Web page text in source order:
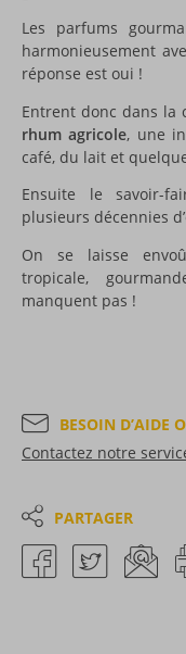
Les parfums
harmonieusement
réponse est oui !
Entrent donc dans la
rhum agricole, une
café, du lait et
Ensuite le savoir-
plusieurs décennies
On se laisse
tropicale,
manquent pas !
BESOIN D’AIDE
Contactez notre
PARTAGER